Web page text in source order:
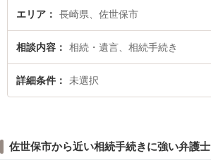
エリア 長崎県、佐世保市
相談内容 相続・遺言、相続手続き
詳細条件 未選択
佐世保市から近い相続手続きに強い弁護士